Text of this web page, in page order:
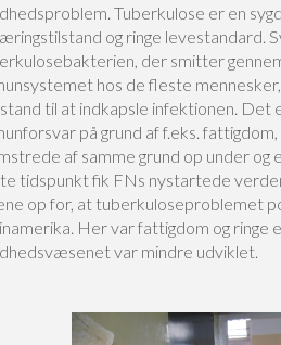
Tuberkulose er en
og ringe levestandard.
der smitter
hos de fleste
til at indkapsle infektionen.
på grund af f.eks.
af samme grund op under og
tidspunkt fik FNs nystartede
op for, at tuberkuloseproblemet
Her var fattigdom og ringe
var mindre udviklet.